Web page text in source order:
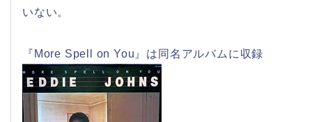
いない。
『More Spell on You』は同名アルバムに収録